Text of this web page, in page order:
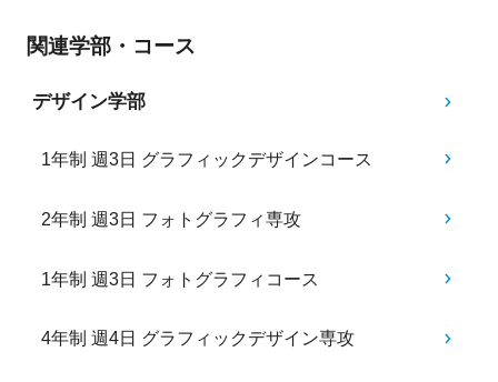
関連学部・コース
デザイン学部
1年制 週3日 グラフィックデザインコース
2年制 週3日 フォトグラフィ専攻
1年制 週3日 フォトグラフィコース
4年制 週4日 グラフィックデザイン専攻